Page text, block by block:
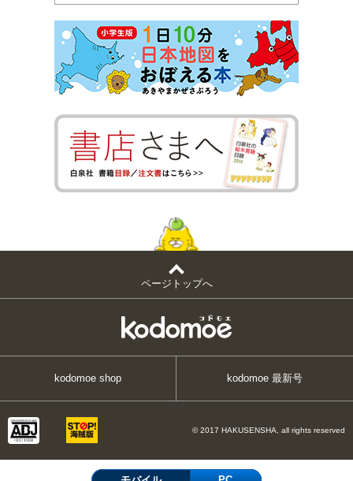
ページトップへ
kodomoe shop kodomoe 最新号
© 2017 HAKUSENSHA, all rights reserved